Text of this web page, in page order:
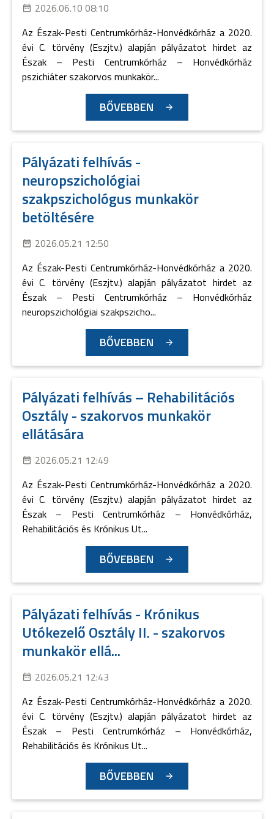
2026.06.10 08:10
Az Észak-Pesti Centrumkórház-Honvédkórház a 2020.
évi C. törvény (Eszjtv.) alapján pályázatot hirdet az
Észak – Pesti Centrumkórház – Honvédkórház
pszichiáter szakorvos munkakör...
BŐVEBBEN
Pályázati felhívás -
neuropszichológiai
szakpszichológus munkakör
betöltésére
2026.05.21 12:50
Az Észak-Pesti Centrumkórház-Honvédkórház a 2020.
évi C. törvény (Eszjtv.) alapján pályázatot hirdet az
Észak – Pesti Centrumkórház – Honvédkórház
neuropszichológiai szakpszicho...
BŐVEBBEN
Pályázati felhívás – Rehabilitációs
Osztály - szakorvos munkakör
ellátására
2026.05.21 12:49
Az Észak-Pesti Centrumkórház-Honvédkórház a 2020.
évi C. törvény (Eszjtv.) alapján pályázatot hirdet az
Észak – Pesti Centrumkórház – Honvédkórház,
Rehabilitációs és Krónikus Ut...
BŐVEBBEN
Pályázati felhívás - Krónikus
Utókezelő Osztály II. - szakorvos
munkakör ellá...
2026.05.21 12:43
Az Észak-Pesti Centrumkórház-Honvédkórház a 2020.
évi C. törvény (Eszjtv.) alapján pályázatot hirdet az
Észak – Pesti Centrumkórház – Honvédkórház,
Rehabilitációs és Krónikus Ut...
BŐVEBBEN